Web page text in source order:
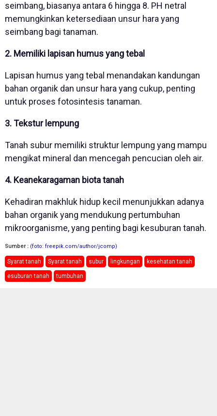
seimbang, biasanya antara 6 hingga 8. PH netral
memungkinkan ketersediaan unsur hara yang
seimbang bagi tanaman.
2. Memiliki lapisan humus yang tebal
Lapisan humus yang tebal menandakan kandungan
bahan organik dan unsur hara yang cukup, penting
untuk proses fotosintesis tanaman.
3. Tekstur lempung
Tanah subur memiliki struktur lempung yang mampu
mengikat mineral dan mencegah pencucian oleh air.
4. Keanekaragaman biota tanah
Kehadiran makhluk hidup kecil menunjukkan adanya
bahan organik yang mendukung pertumbuhan
mikroorganisme, yang penting bagi kesuburan tanah.
Sumber : (foto: freepik.com/author/jcomp)
Syarat tanah Syarat tanah subur lingkungan kesehatan tanah
esuburan tanah tumbuhan